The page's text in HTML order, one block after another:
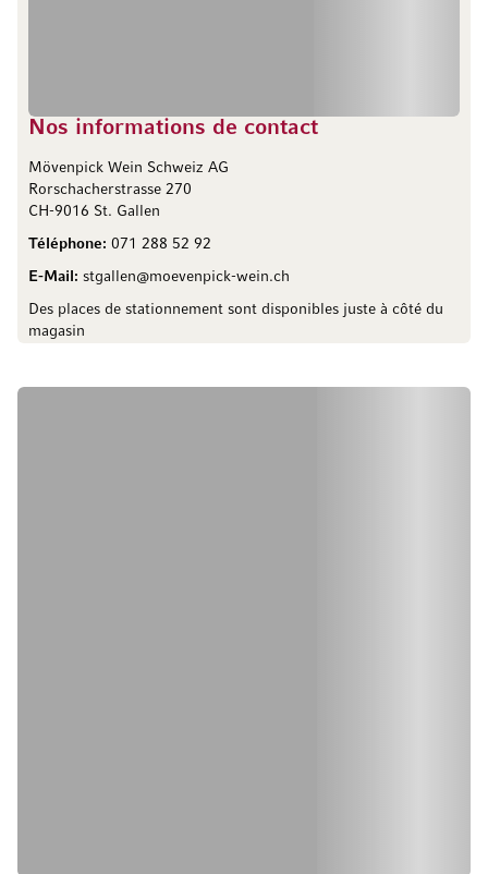
Nos informations de contact
Mövenpick Wein Schweiz AG
Rorschacherstrasse 270
CH-9016 St. Gallen
Téléphone: 071 288 52 92
E-Mail: stgallen@moevenpick-wein.ch
Des places de stationnement sont disponibles juste à côté du
magasin